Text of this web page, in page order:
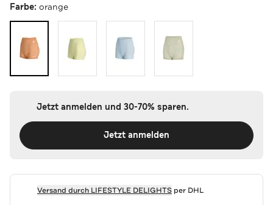
Farbe: orange
Jetzt anmelden und 30-70% sparen.
Jetzt anmelden
Versand durch LIFESTYLE DELIGHTSper DHL